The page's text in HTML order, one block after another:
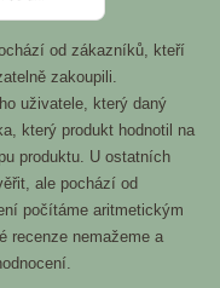
od zákazníků, kteří
zakoupili.
uživatele, který daný
který produkt hodnotil na
produktu. U ostatních
ale pochází od
počítáme aritmetickým
recenze nemažeme a